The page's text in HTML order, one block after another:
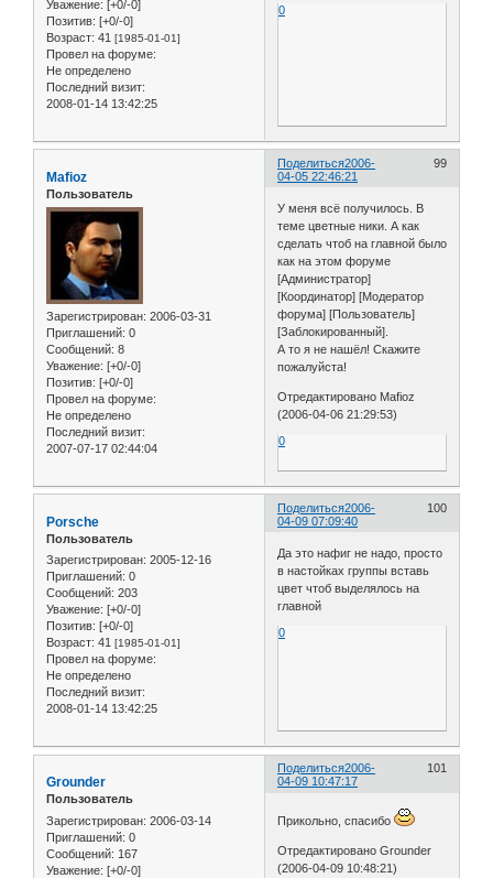
Уважение: [+0/-0]
Позитив: [+0/-0]
Возраст: 41 [1985-01-01]
Провел на форуме:
Не определено
Последний визит:
2008-01-14 13:42:25
0
Поделиться 99
2006-
04-05 22:46:21
Mafioz
Пользователь
Зарегистрирован: 2006-03-31
Приглашений: 0
Сообщений: 8
Уважение: [+0/-0]
Позитив: [+0/-0]
Провел на форуме:
Не определено
Последний визит:
2007-07-17 02:44:04
У меня всё получилось. В
теме цветные ники. А как
сделать чтоб на главной было
как на этом форуме
[Администратор]
[Координатор] [Модератор
форума] [Пользователь]
[Заблокированный].
А то я не нашёл! Скажите
пожалуйста!
Отредактировано Mafioz
(2006-04-06 21:29:53)
0
Поделиться 100
2006-
04-09 07:09:40
Porsche
Пользователь
Зарегистрирован: 2005-12-16
Приглашений: 0
Сообщений: 203
Уважение: [+0/-0]
Позитив: [+0/-0]
Возраст: 41 [1985-01-01]
Провел на форуме:
Не определено
Последний визит:
2008-01-14 13:42:25
Да это нафиг не надо, просто
в настойках группы вставь
цвет чтоб выделялось на
главной
0
Поделиться 101
2006-
04-09 10:47:17
Grounder
Пользователь
Зарегистрирован: 2006-03-14
Приглашений: 0
Сообщений: 167
Уважение: [+0/-0]
Прикольно, спасибо
Отредактировано Grounder
(2006-04-09 10:48:21)